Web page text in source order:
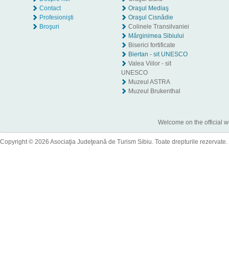
Contact
Profesionişti
Broşuri
Oraşul Mediaş
Oraşul Cisnădie
Colinele Transilvaniei
Mărginimea Sibiului
Biserici fortificate
Biertan - sit UNESCO
Valea Viilor - sit
UNESCO
Muzeul ASTRA
Muzeul Brukenthal
Welcome on the official
Copyright © 2026 Asociaţia Judeţeană de Turism Sibiu. Toate drepturile rezervate.